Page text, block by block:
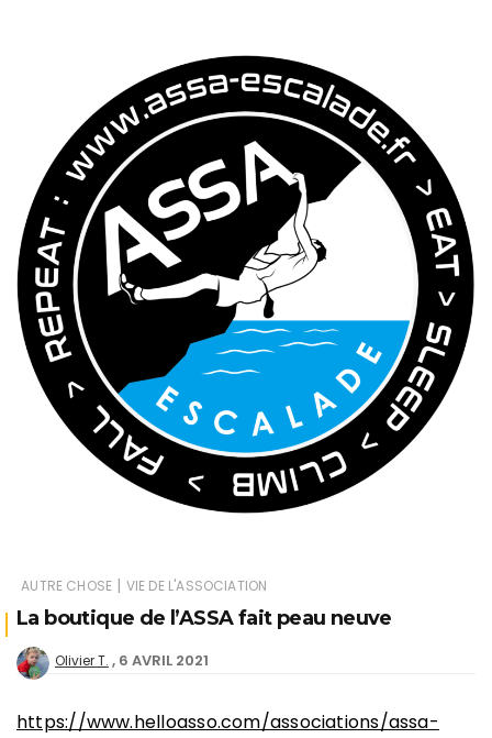
AUTRE CHOSE | VIE DE L'ASSOCIATION
La boutique de l’ASSA fait peau neuve
Olivier T. 6 AVRIL 2021
https://www.helloasso.com/associations/assa-